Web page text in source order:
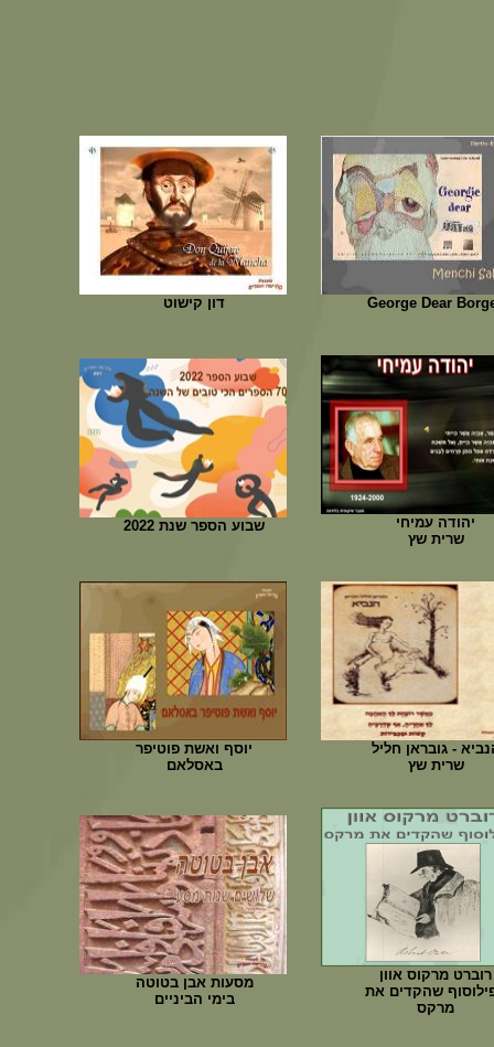
דון קישוט George Dear
שבוע הספר שנת 2022
יהודה עמיחי
שרית שץ
יוסף ואשת פוטיפר
באסלאם
- גובראן חליל
שרית שץ
מסעות אבן בטוטה
בימי הביניים
רוברט מרקוס אוון
שהקדים את
מרקס